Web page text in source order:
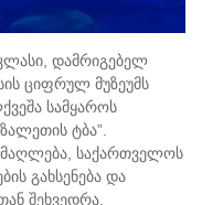
დამრიგებელ
ციფრულ მუზეუმს
სამყაროს
ტბა”.
ამაღლება, საქართველოს
გახსენება და
შეხვედრა.